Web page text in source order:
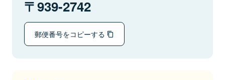
939-2742
郵便番号をコピーする